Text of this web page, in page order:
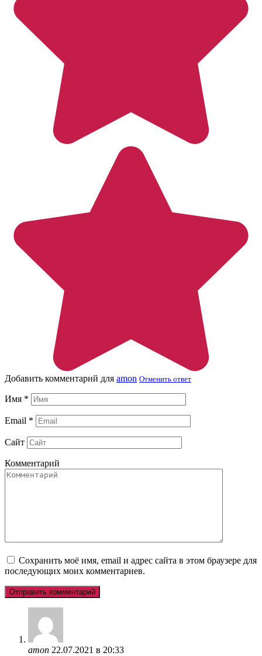
Добавить комментарий для amon Отменить ответ
Имя *
Email *
Сайт
Комментарий
Сохранить моё имя, email и адрес сайта в этом браузере для
последующих моих комментариев.
amon 22.07.2021 в 20:33